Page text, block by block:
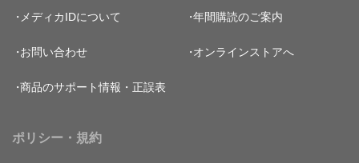
メディカIDについて 年間購読のご案内
お問い合わせ オンラインストアへ
商品のサポート情報・正誤表
ポリシー・規約